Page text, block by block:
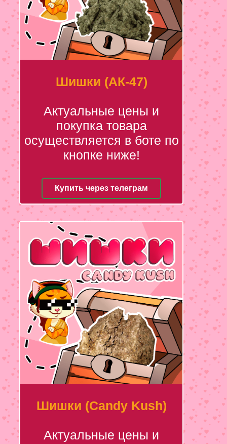
Шишки (АК-47)
Актуальные цены и
покупка товара
осуществляется в боте по
кнопке ниже!
Купить через телеграм
Шишки (Candy Kush)
Актуальные цены и